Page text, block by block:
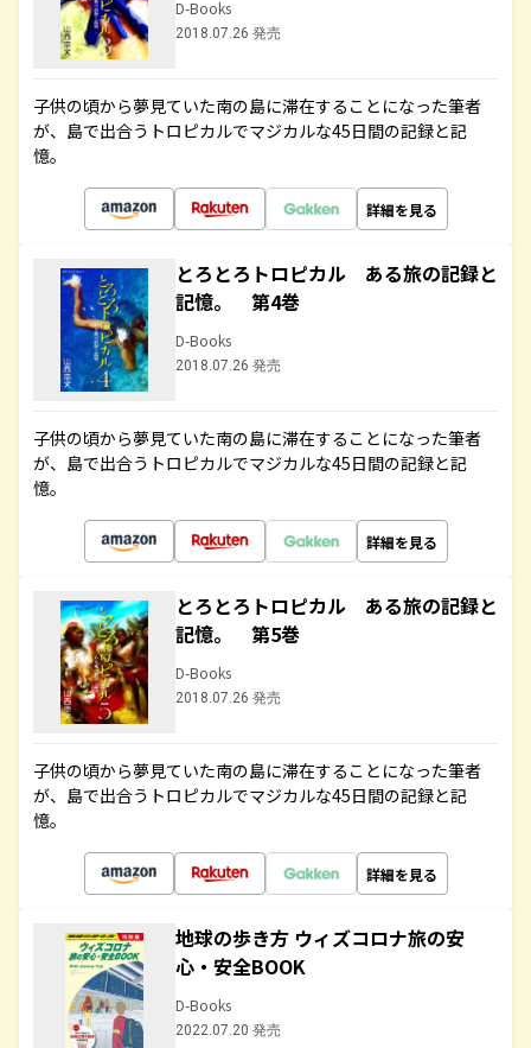
D-Books
2018.07.26 発売
子供の頃から夢見ていた南の島に滞在することになった筆者
が、島で出合うトロピカルでマジカルな45日間の記録と記
憶。
詳細を見る
とろとろトロピカル ある旅の記録と
記憶。 第4巻
D-Books
2018.07.26 発売
子供の頃から夢見ていた南の島に滞在することになった筆者
が、島で出合うトロピカルでマジカルな45日間の記録と記
憶。
詳細を見る
とろとろトロピカル ある旅の記録と
記憶。 第5巻
D-Books
2018.07.26 発売
子供の頃から夢見ていた南の島に滞在することになった筆者
が、島で出合うトロピカルでマジカルな45日間の記録と記
憶。
詳細を見る
地球の歩き方 ウィズコロナ旅の安
心・安全BOOK
D-Books
2022.07.20 発売